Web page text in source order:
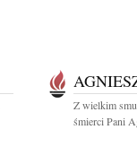
Z wielkim
śmierci Pani